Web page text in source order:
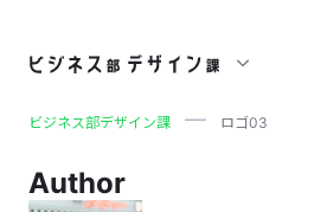
ロゴ03
ビジネス部デザイン課 ロゴ03
Author